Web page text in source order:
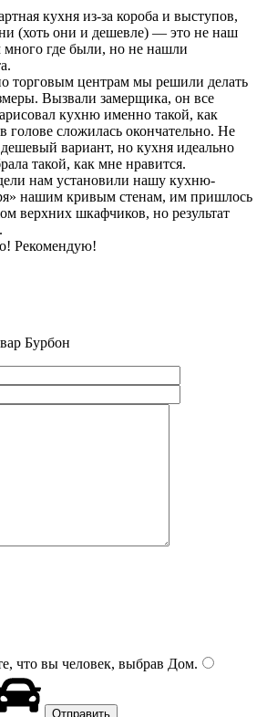
кухня из-за короба и выступов,
(хоть они и дешевле) — это не наш
где были, но не нашли
торговым центрам мы решили делать
Вызвали замерщика, он все
кухню именно такой, как
голове сложилась окончательно. Не
вариант, но кухня идеально
такой, как мне нравится.
нам установили нашу кухню-
нашим кривым стенам, им пришлось
верхних шкафчиков, но результат
Рекомендую!
Бурбон
что вы человек, выбрав Дом.